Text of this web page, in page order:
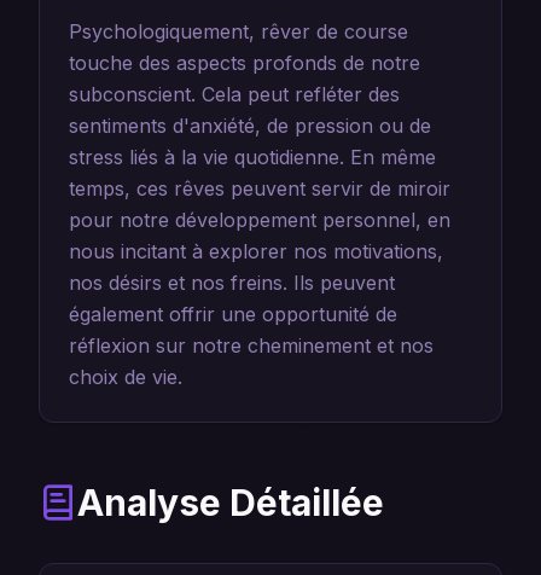
Psychologiquement, rêver de course
touche des aspects profonds de notre
subconscient. Cela peut refléter des
sentiments d'anxiété, de pression ou de
stress liés à la vie quotidienne. En même
temps, ces rêves peuvent servir de miroir
pour notre développement personnel, en
nous incitant à explorer nos motivations,
nos désirs et nos freins. Ils peuvent
également offrir une opportunité de
réflexion sur notre cheminement et nos
choix de vie.
Analyse Détaillée